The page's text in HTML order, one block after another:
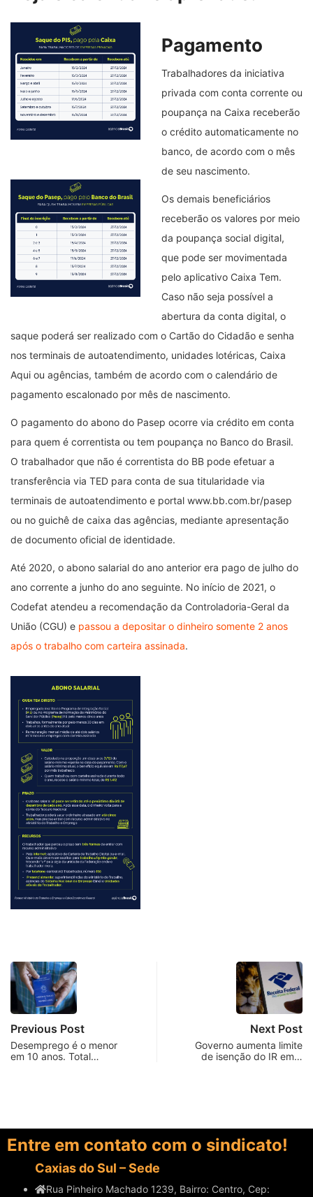
Pagamento
Trabalhadores da iniciativa
privada com conta corrente ou
poupança na Caixa receberão
o crédito automaticamente no
banco, de acordo com o mês
de seu nascimento.
Os demais beneficiários
receberão os valores por meio
da poupança social digital,
que pode ser movimentada
pelo aplicativo Caixa Tem.
Caso não seja possível a
abertura da conta digital, o
saque poderá ser realizado com o Cartão do Cidadão e senha
nos terminais de autoatendimento, unidades lotéricas, Caixa
Aqui ou agências, também de acordo com o calendário de
pagamento escalonado por mês de nascimento.
O pagamento do abono do Pasep ocorre via crédito em conta
para quem é correntista ou tem poupança no Banco do Brasil.
O trabalhador que não é correntista do BB pode efetuar a
transferência via TED para conta de sua titularidade via
terminais de autoatendimento e portal www.bb.com.br/pasep
ou no guichê de caixa das agências, mediante apresentação
de documento oficial de identidade.
Até 2020, o abono salarial do ano anterior era pago de julho do
ano corrente a junho do ano seguinte. No início de 2021, o
Codefat atendeu a recomendação da Controladoria-Geral da
União (CGU) e passou a depositar o dinheiro somente 2 anos
após o trabalho com carteira assinada.
Previous Post
Desemprego é o menor
em 10 anos. Total…
Next Post
Governo aumenta limite
de isenção do IR em…
Entre em contato com o sindicato!
Caxias do Sul – Sede
Rua Pinheiro Machado 1239, Bairro: Centro, Cep: